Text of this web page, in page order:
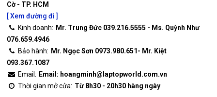
Cờ - TP. HCM
[ Xem đường đi ]
Kinh doanh: Mr. Trung Đức 039.216.5555 - Ms. Quỳnh Như
076.659.4946
Bảo hành: Mr. Ngọc Sơn 0973.980.651- Mr. Kiệt
093.367.1087
Email: Email: hoangminh@laptopworld.com.vn
Thời gian mở cửa: Từ 8h30 - 20h30 hàng ngày